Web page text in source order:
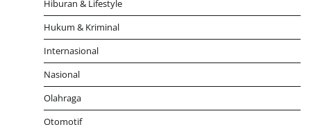
Hiburan & Lifestyle
Hukum & Kriminal
Internasional
Nasional
Olahraga
Otomotif